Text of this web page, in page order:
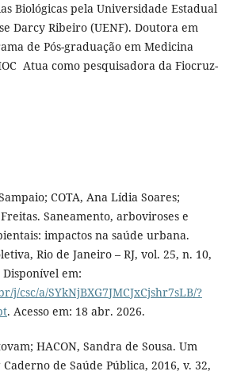
Biológicas pela Universidade Estadual
Darcy Ribeiro (UENF). Doutora em
de Pós-graduação em Medicina
Atua como pesquisadora da Fiocruz-
COTA, Ana Lídia Soares;
Freitas. Saneamento, arboviroses e
impactos na saúde urbana.
Rio de Janeiro – RJ, vol. 25, n. 10,
Disponível em:
j/csc/a/SYkNjBXG7JMCJxCjshr7sLB/?
. Acesso em: 18 abr. 2026.
HACON, Sandra de Sousa. Um
de Saúde Pública, 2016, v. 32,